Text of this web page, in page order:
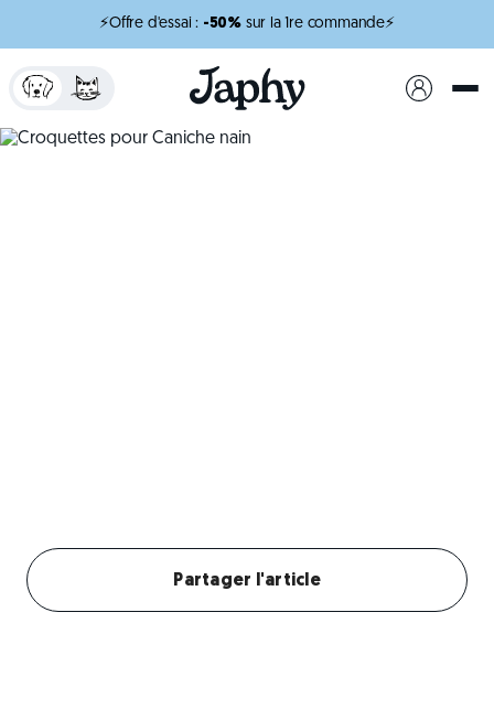
⚡Offre d'essai : -50% sur la 1re commande⚡
Partager l'article